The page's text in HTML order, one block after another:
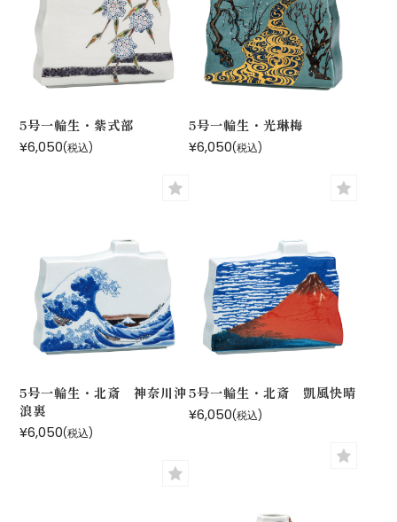
5号一輪生・紫式部
¥6,050(税込)
5号一輪生・光琳梅
¥6,050(税込)
5号一輪生・北斎 神奈川沖
浪裏
¥6,050(税込)
5号一輪生・北斎 凱風快晴
¥6,050(税込)